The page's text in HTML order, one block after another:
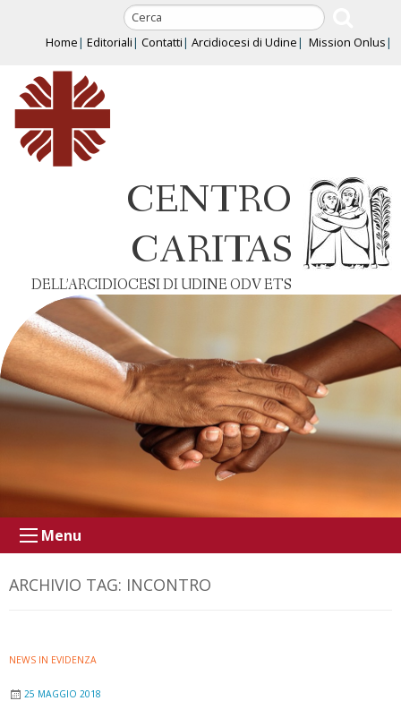
content
Home Editoriali Contatti Arcidiocesi di Udine Mission Onlus
CENTRO
CARITAS
DELL’ARCIDIOCESI DI UDINE ODV ETS
Menu
ARCHIVIO TAG: INCONTRO
NEWS IN EVIDENZA
25 MAGGIO 2018